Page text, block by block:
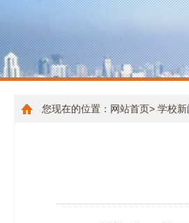
您现在的位置： 网站首页> 学校新